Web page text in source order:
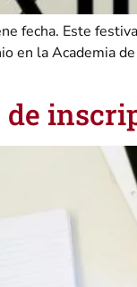
fecha. Este
en la Academia
de